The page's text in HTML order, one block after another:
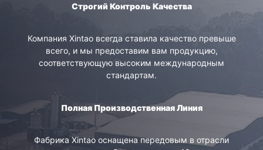
Строгий Контроль Качества
Компания Xintao всегда ставила качество превыше
всего, и мы предоставим вам продукцию,
соответствующую высоким международным
стандартам.
Полная ПроизводственнаяЛиния
Фабрика Xintao оснащена передовым в отрасли